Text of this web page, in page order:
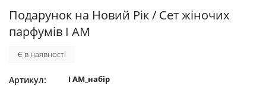
Подарунок на Новий Рік / Сет жіночих
парфумів I AM
Є в наявності
Артикул: I AM_набір